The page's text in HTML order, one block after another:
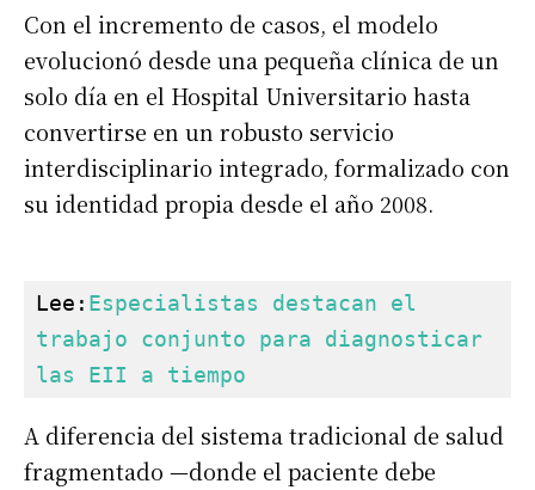
Con el incremento de casos, el modelo
evolucionó desde una pequeña clínica de un
solo día en el Hospital Universitario hasta
convertirse en un robusto servicio
interdisciplinario integrado, formalizado con
su identidad propia desde el año 2008.
Lee: Especialistas destacan el
trabajo conjunto para diagnosticar
las EII a tiempo
A diferencia del sistema tradicional de salud
fragmentado —donde el paciente debe